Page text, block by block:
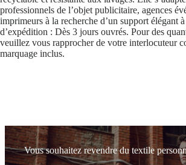
professionnels de l’objet publicitaire, agences
imprimeurs à la recherche d’un support élégant
d’expédition : Dès 3 jours ouvrés. Pour des
veuillez vous rapprocher de votre interlocuteur
marquage inclus.
Vous souhaitez revendre du textile